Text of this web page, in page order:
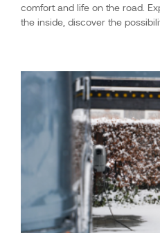
comfort and life on the road.
the inside, discover the